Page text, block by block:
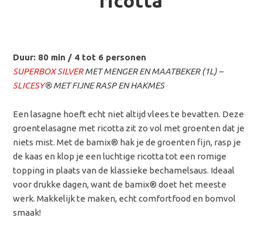
Duur: 80 min / 4 tot 6 personen
SUPERBOX SILVERMET MENGER EN MAATBEKER (1L) –
SLICESY® MET FIJNE RASP EN HAKMES
Een lasagne hoeft echt niet altijd vlees te bevatten. Deze
groentelasagne met ricotta zit zo vol met groenten dat je
niets mist. Met de bamix® hak je de groenten fijn, rasp je
de kaas en klop je een luchtige ricotta tot een romige
topping in plaats van de klassieke bechamelsaus. Ideaal
voor drukke dagen, want de bamix® doet het meeste
werk. Makkelijk te maken, echt comfortfood en bomvol
smaak!